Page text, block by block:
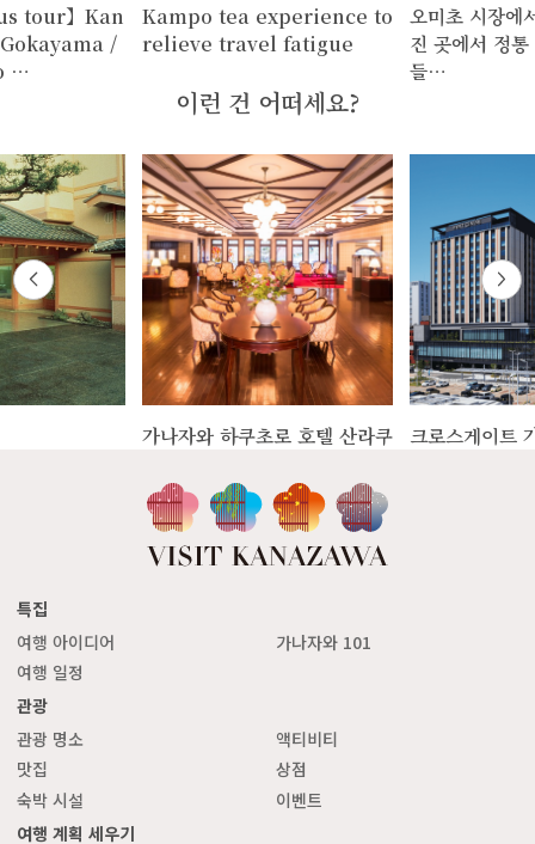
tour】Kan
/
…
Kampo tea experience to
relieve travel fatigue
오미초 시장에
진 곳에서 정
들…
이런 건 어떠세요?
가나자와 하쿠초로 호텔 산라쿠 크로스게이트
특집
여행 아이디어
가나자와 101
여행 일정
관광
관광 명소
액티비티
맛집
상점
숙박 시설
이벤트
여행 계획 세우기